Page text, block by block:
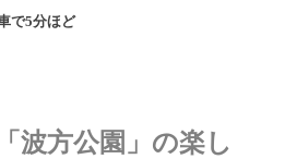
で5分ほど
波方公園」の楽し